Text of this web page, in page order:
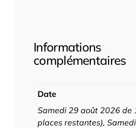
Informations
complémentaires
Date
Samedi 29 août 2026 de
places restantes),